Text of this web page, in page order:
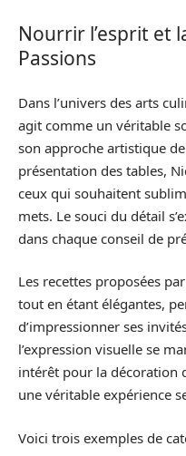
Nourrir l’esprit et
Passions
Dans l’univers des arts
agit comme un véritable
son approche artistique
présentation des tables,
ceux qui souhaitent
mets. Le souci du détail
dans chaque conseil de
Les recettes proposées
tout en étant élégantes,
d’impressionner ses
l’expression visuelle se
intérêt pour la décoration
une véritable expérience
Voici trois exemples de